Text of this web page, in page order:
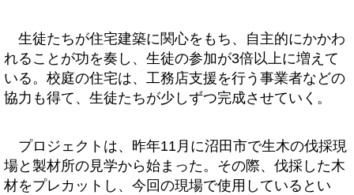
生徒たちが住宅建築に関心をもち、自主的にかかわ
れることが功を奏し、生徒の参加が3倍以上に増えて
いる。校庭の住宅は、工務店支援を行う事業者などの
協力も得て、生徒たちが少しずつ完成させていく。
プロジェクトは、昨年11月に沼田市で生木の伐採現
場と製材所の見学から始まった。その際、伐採した木
材をプレカットし、今回の現場で使用しているとい